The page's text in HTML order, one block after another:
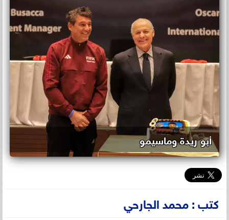
أبو ريدة وماسيمو
كتب : محمد الجارحي